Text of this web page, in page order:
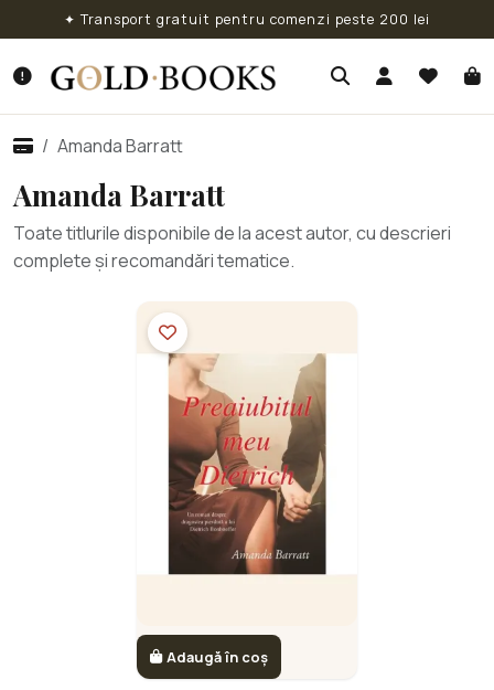
✦ Transport gratuit pentru comenzi peste 200 lei
Amanda Barratt
Amanda Barratt
Toate titlurile disponibile de la acest autor, cu descrieri
complete și recomandări tematice.
Adaugă în coș